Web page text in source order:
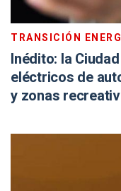
TRANSICIÓN
Inédito: la
eléctricos de
y zonas